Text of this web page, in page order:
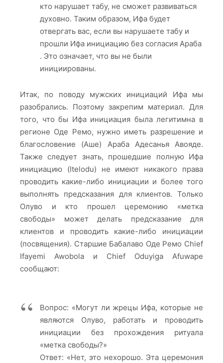
кто нарушает табу, не сможет развиваться
духовно. Таким образом, Ифа будет
отвергать вас, если вы нарушаете табу и
прошли Ифа инициацию без согласия Араба
. Это означает, что вы не были
инициированы.
Итак, по поводу мужских инициаций Ифа мы
разобрались. Поэтому закрепим материал. Для
того, что бы Ифа инициация была легитимна в
регионе Оде Ремо, нужно иметь разрешение и
благословение (Аше) Араба Адесанья Авояде.
Также следует знать, прошедшие полную Ифа
инициацию (Itelodu) не имеют никакого права
проводить какие-либо инициации и более того
выполнять предсказания для клиентов. Только
Олуво и кто прошел церемонию «метка
свободы» может делать предсказание для
клиентов и проводить какие-либо инициации
(посвящения). Старшие Бабалаво Оде Ремо Chief
Ifayemi Awobola и Chief Oduyiga Afuwape
сообщают:
Вопроc: «Могут ли жрецы Ифа, которые не
являются Олуво, работать и проводить
инициации без прохождения ритуала
«метка свободы?»
Ответ: «Нет, это нехорошо. Эта церемония